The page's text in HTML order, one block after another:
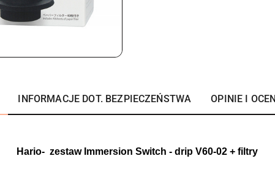
INFORMACJE DOT. BEZPIECZEŃSTWA OPINIE I
Hario- zestaw Immersion Switch - drip V60-02 + filtry